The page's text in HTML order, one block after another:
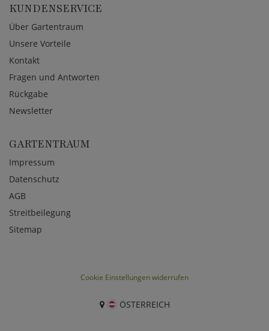
KUNDENSERVICE
Über Gartentraum
Unsere Vorteile
Kontakt
Fragen und Antworten
Rückgabe
Newsletter
GARTENTRAUM
Impressum
Datenschutz
AGB
Streitbeilegung
Sitemap
Cookie Einstellungen widerrufen
ÖSTERREICH